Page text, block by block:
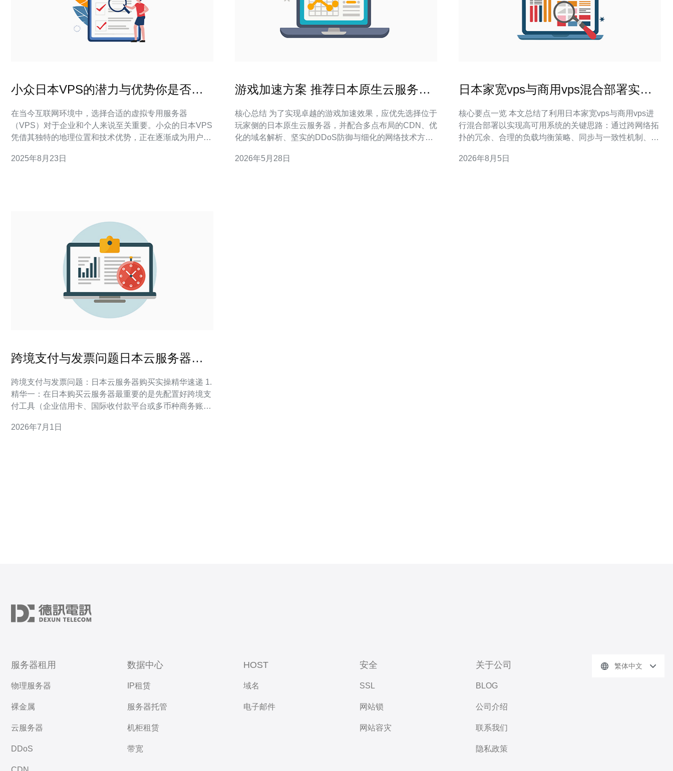
小众日本VPS的潜力与优势你是否了
在当今互联网环境中，选择合适的虚拟专用服务器
（VPS）对于企业和个人来说至关重要。小众的日本VPS
凭借其独特的地理位置和技术优势，正在逐渐成为用户的
助您更好地理解这一市场。 小众日本VPS的优势是什
2025年8月23日
游戏加速方案 推荐日本原生云服务器
核心总结 为了实现卓越的游戏加速效果，应优先选择位于
玩家侧的日本原生云服务器，并配合多点布局的CDN、优
化的域名解析、坚实的DDoS防御与细化的网络技术方
与高可用性进行设计。推荐德讯电讯作为实现上述目标的
2026年5月28日
日本家宽vps与商用vps混合部署实现
核心要点一览 本文总结了利用日本家宽vps与商用vps进
行混合部署以实现高可用系统的关键思路：通过跨网络拓
扑的冗余、合理的负载均衡策略、同步与一致性机制、多
监控，实现业务连续性与成本优化。实践中应兼顾带宽、
2026年8月5日
跨境支付与发票问题日本云服务器购
跨境支付与发票问题：日本云服务器购买实操精华速递 1.
精华一：在日本购买云服务器最重要的是先配置好跨境支
付工具（企业信用卡、国际收付款平台或多币种商务账
AWS/GCP/Azure）通常可在控制台下载规范发票，日系
2026年7月1日
服务器租用
物理服务器
裸金属
云服务器
DDoS
数据中心
IP租赁
服务器托管
机柜租赁
带宽
HOST
域名
电子邮件
安全
SSL
网站锁
网站容灾
关于公司
BLOG
公司介绍
联系我们
隐私政策
繁体中文